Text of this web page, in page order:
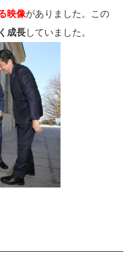
映像がありました。この
成長していました。